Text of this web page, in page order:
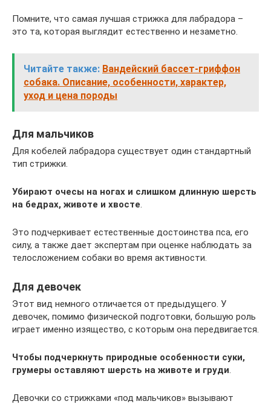
Помните, что самая лучшая стрижка для лабрадора –
это та, которая выглядит естественно и незаметно.
Читайте также: Вандейский бассет-гриффон
собака. Описание, особенности, характер,
уход и цена породы
Для мальчиков
Для кобелей лабрадора существует один стандартный
тип стрижки.
Убирают очесы на ногах и слишком длинную шерсть
на бедрах, животе и хвосте
Это подчеркивает естественные достоинства пса, его
силу, а также дает экспертам при оценке наблюдать за
телосложением собаки во время активности.
Для девочек
Этот вид немного отличается от предыдущего. У
девочек, помимо физической подготовки, большую роль
играет именно изящество, с которым она передвигается.
Чтобы подчеркнуть природные особенности суки,
грумеры оставляют шерсть на животе и груди
Девочки со стрижками «под мальчиков» вызывают